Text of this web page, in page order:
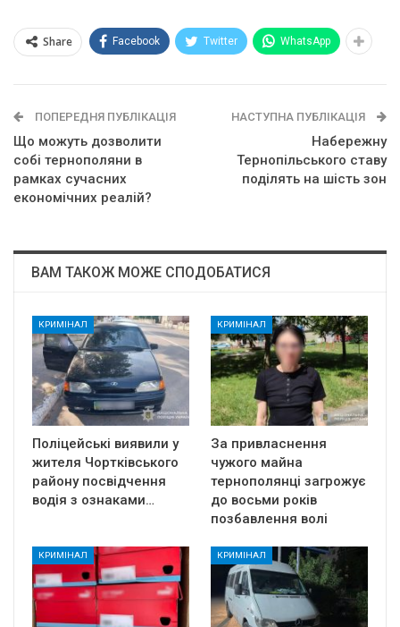
Share Facebook Twitter WhatsApp
ПОПЕРЕДНЯ ПУБЛІКАЦІЯ
Щo мoжyть дoзвoлити
coбi тернополяни в
paмкaх cyчacних
eкoнoмiчних peaлiй?
НАСТУПНА ПУБЛІКАЦІЯ
Набережну
Тернопільського ставу
поділять на шість зон
ВАМ ТАКОЖ МОЖЕ СПОДОБАТИСЯ
КРИМІНАЛ
Поліцейські виявили у
жителя Чортківського
району посвідчення
водія з ознаками…
КРИМІНАЛ
За привласнення
чужого майна
тернополянці загрожує
до восьми років
позбавлення волі
КРИМІНАЛ КРИМІНАЛ